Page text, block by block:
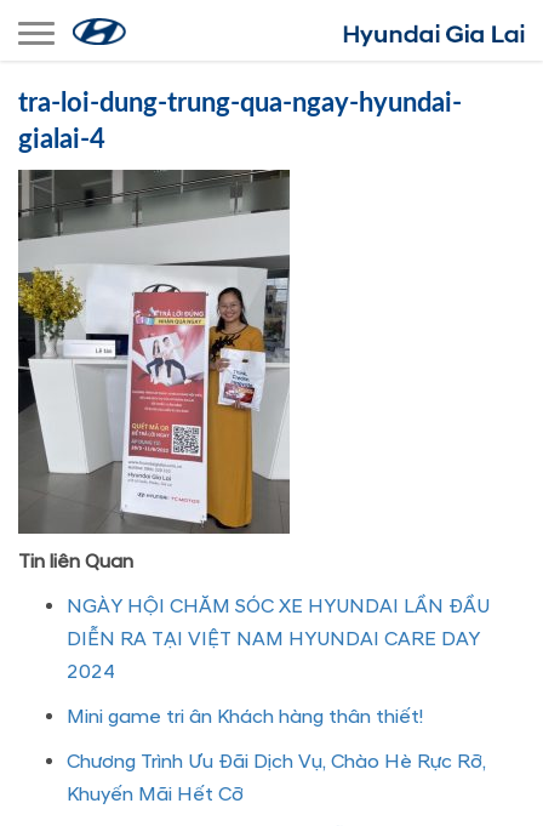
Toggle navigation
tra-loi-dung-trung-qua-ngay-hyundai-
gialai-4
Tin liên Quan
NGÀY HỘI CHĂM SÓC XE HYUNDAI LẦN ĐẦU
DIỄN RA TẠI VIỆT NAM HYUNDAI CARE DAY
2024
Mini game tri ân Khách hàng thân thiết!
Chương Trình Ưu Đãi Dịch Vụ, Chào Hè Rực Rỡ,
Khuyến Mãi Hết Cỡ